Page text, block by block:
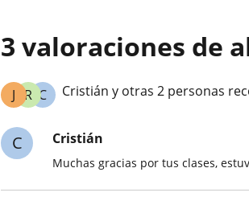
3 valoraciones de
C
R
J Cristián y otras 2 personas
C Cristián
Muchas gracias por tus clases,